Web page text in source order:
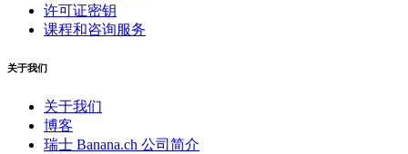
许可证密钥
课程和咨询服务
关于我们
关于我们
博客
瑞士 Banana.ch 公司简介